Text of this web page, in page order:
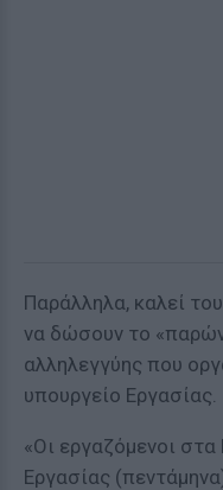
Παράλληλα, καλεί
να δώσουν το
αλληλεγγύης που
υπουργείο Εργασίας.
«Οι εργαζόμενοι
Εργασίας